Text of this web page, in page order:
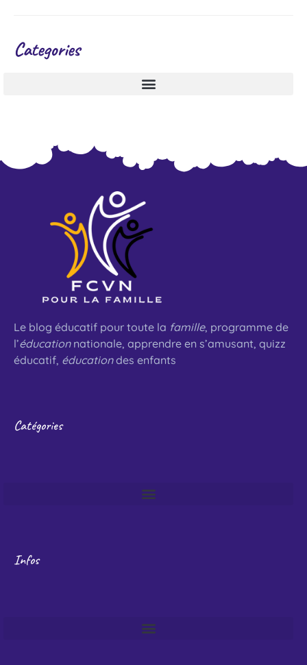
Categories
Le blog éducatif pour toute la famille, programme de
l’éducationnationale, apprendre en s’amusant, quizz
éducatif, éducationdes enfants
Catégories
Infos